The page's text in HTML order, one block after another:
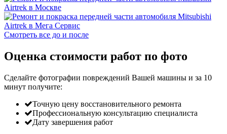
Смотреть все до и после
Оценка стоимости работ по фото
Сделайте фотографии повреждений Вашей машины и за 10
минут получите:
Точную цену восстановительного ремонта
Профессиональную консультацию специалиста
Дату завершения работ